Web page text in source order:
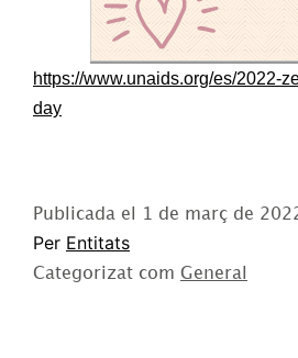
https://www.unaids.org/es/2022-
day
Publicada el 1 de març de
Per Entitats
Categorizat com General